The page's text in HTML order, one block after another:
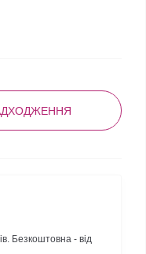
Безкоштовна - від